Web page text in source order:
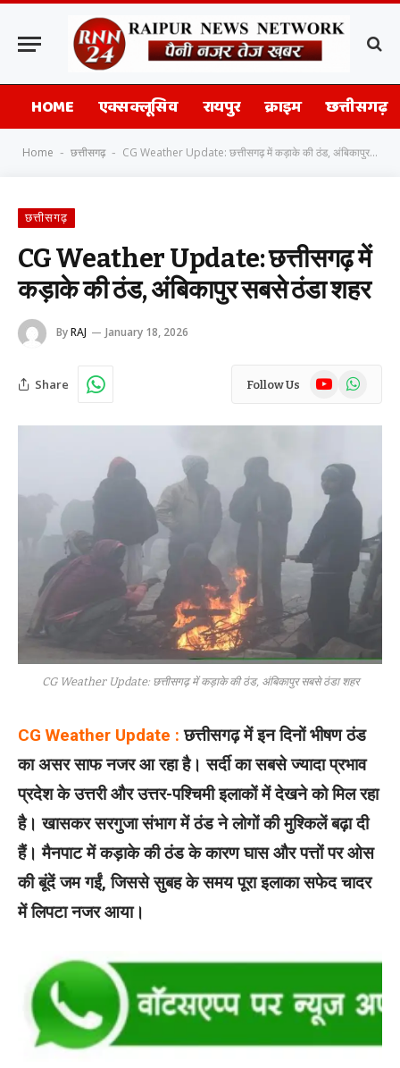
HOME एक्सक्लूसिव रायपुर क्राइम छत्तीसगढ़
Home - छत्तीसगढ़ - CG Weather Update: छत्तीसगढ़ में कड़ाके की ठंड, अंबिकापुर सबसे ठंडा शहर
छत्तीसगढ़
CG Weather Update: छत्तीसगढ़ में
कड़ाके की ठंड, अंबिकापुर सबसे ठंडा शहर
ByRAJ January 18, 2026
Share Follow Us YouTubeWhatsApp
CG Weather Update: छत्तीसगढ़ में कड़ाके की ठंड, अंबिकापुर सबसे ठंडा शहर
CG Weather Update : छत्तीसगढ़ में इन दिनों भीषण ठंड
का असर साफ नजर आ रहा है। सर्दी का सबसे ज्यादा प्रभाव
प्रदेश के उत्तरी और उत्तर-पश्चिमी इलाकों में देखने को मिल रहा
है। खासकर सरगुजा संभाग में ठंड ने लोगों की मुश्किलें बढ़ा दी
हैं। मैनपाट में कड़ाके की ठंड के कारण घास और पत्तों पर ओस
की बूंदें जम गईं, जिससे सुबह के समय पूरा इलाका सफेद चादर
में लिपटा नजर आया।